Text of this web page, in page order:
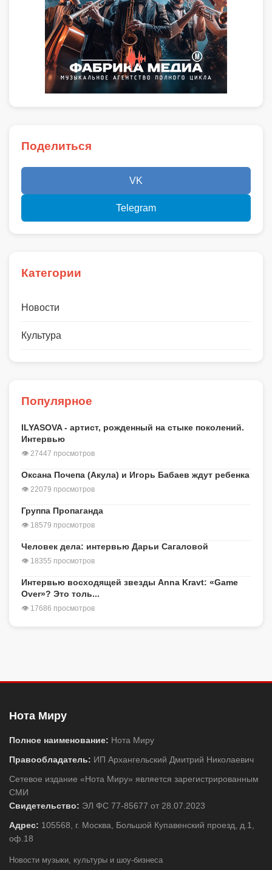
Поделиться
VK
Telegram
Категории
Новости
Культура
Популярное
ILYASOVA - артист, рожденный на стыке поколений.
Интервью
👁 27447 просмотров
Оксана Почепа (Акула) и Игорь Бабаев ждут ребенка
👁 22079 просмотров
Группа Пропаганда
👁 18579 просмотров
Человек дела: интервью Дарьи Сагаловой
👁 18355 просмотров
Интервью восходящей звезды Anna Kravt: «Game
Over»? Это толь...
👁 17686 просмотров
Нота Миру
Полное наименование: Нота Миру
Правообладатель: ИП Архангельский Дмитрий Николаевич
Сетевое издание «Нота Миру» является зарегистрированным
СМИ
Свидетельство: ЭЛ ФС 77-85677 от 28.07.2023
Адрес: 105568, г. Москва, Большой Купавенский проезд, д.1,
оф.18
Новости музыки, культуры и шоу-бизнеса